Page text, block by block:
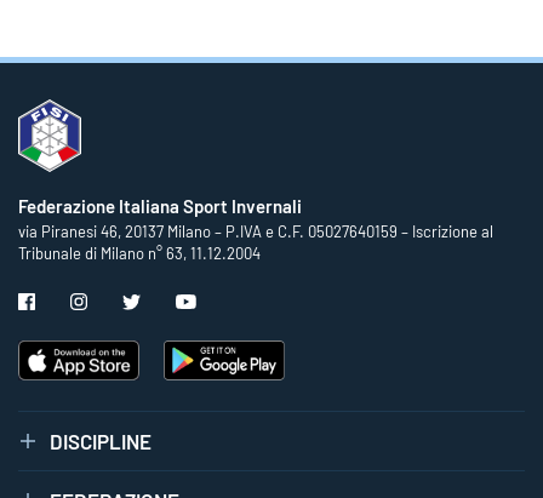
Federazione Italiana Sport Invernali
via Piranesi 46, 20137 Milano – P.IVA e C.F. 05027640159 – Iscrizione al
Tribunale di Milano n° 63, 11.12.2004
DISCIPLINE